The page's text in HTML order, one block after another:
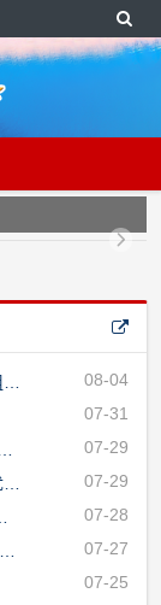
08-04
07-31
07-29
07-29
07-28
07-27
07-25